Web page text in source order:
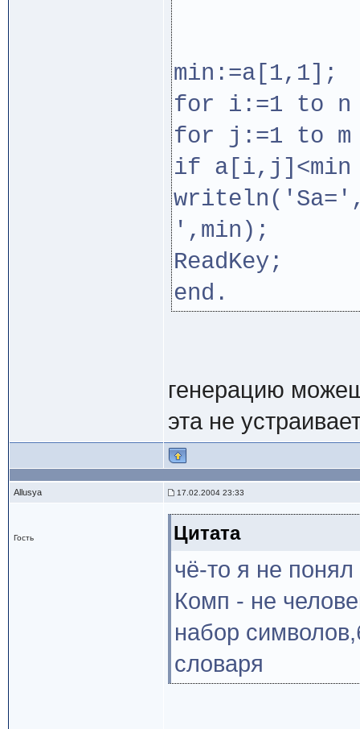
min:=a[1,1];
for i:=1 to n
for j:=1 to m
if a[i,j]<min
',min);
ReadKey;
end.
генерацию
эта не
Allusya 17.02.2004 23:33
Гость Цитата
чё-то я не понял
Комп - не
набор
словаря